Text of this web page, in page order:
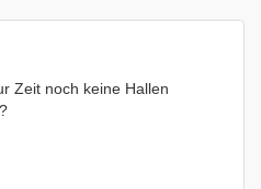
Zeit noch keine Hallen